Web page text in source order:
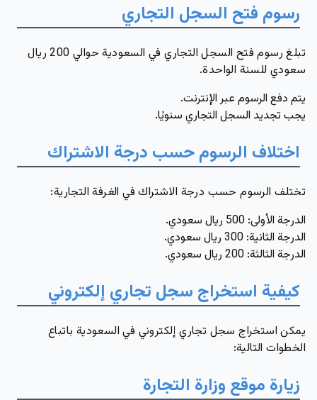
رسوم فتح السجل التجاري
تبلغ رسوم فتح السجل التجاري في السعودية حوالي 200 ريال
سعودي للسنة الواحدة.
يتم دفع الرسوم عبر الإنترنت.
يجب تجديد السجل التجاري سنويًا.
اختلاف الرسوم حسب درجة الاشتراك
تختلف الرسوم حسب درجة الاشتراك في الغرفة التجارية:
الدرجة الأولى: 500 ريال سعودي.
الدرجة الثانية: 300 ريال سعودي.
الدرجة الثالثة: 200 ريال سعودي.
كيفية استخراج سجل تجاري إلكتروني
يمكن استخراج سجل تجاري إلكتروني في السعودية باتباع
الخطوات التالية:
زيارة موقع وزارة التجارة